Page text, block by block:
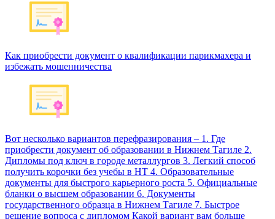
Как приобрести документ о квалификации парикмахера и
избежать мошенничества
Вот несколько вариантов перефразирования – 1. Где
приобрести документ об образовании в Нижнем Тагиле 2.
Дипломы под ключ в городе металлургов 3. Легкий способ
получить корочки без учебы в НТ 4. Образовательные
документы для быстрого карьерного роста 5. Официальные
бланки о высшем образовании 6. Документы
государственного образца в Нижнем Тагиле 7. Быстрое
решение вопроса с дипломом Какой вариант вам больше